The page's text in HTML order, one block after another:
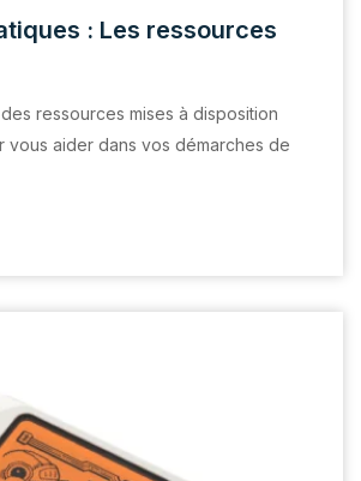
: Les ressources
ressources mises à disposition
vous aider dans vos démarches de